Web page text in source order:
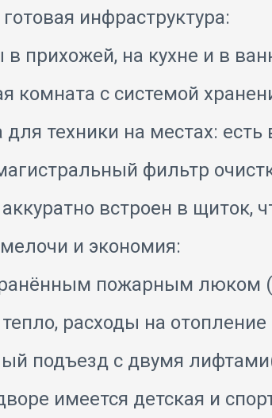
инфраструктура:
прихожей, на кухне и в
комната с системой
для техники на местах:
фильтр
встроен в щиток,
и экономия:
пожарным люком
расходы на
подъезд с двумя
имеется детская и